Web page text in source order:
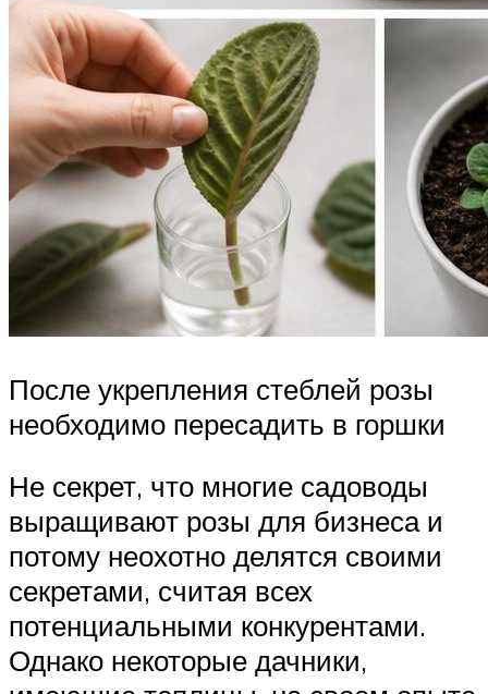
После укрепления стеблей розы
необходимо пересадить в горшки
Не секрет, что многие садоводы
выращивают розы для бизнеса и
потому неохотно делятся своими
секретами, считая всех
потенциальными конкурентами.
Однако некоторые дачники,